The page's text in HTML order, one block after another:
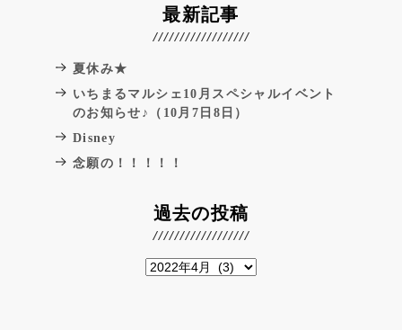
最新記事
夏休み★
いちまるマルシェ10月スペシャルイベント
のお知らせ♪（10月7日8日）
Disney
念願の！！！！！
過去の投稿